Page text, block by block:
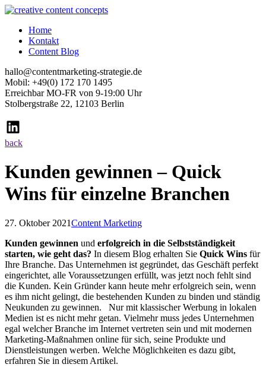
Home
Kontakt
Content Blog
hallo@contentmarketing-strategie.de
Mobil: +49(0) 172 170 1495
Erreichbar MO-FR von 9-19:00 Uhr
Stolbergstraße 22, 12103 Berlin
back
Kunden gewinnen – Quick
Wins für einzelne Branchen
27. Oktober 2021Content Marketing
Kunden gewinnen und erfolgreich in die Selbstständigkeit
starten, wie geht das? In diesem Blog erhalten Sie Quick Wins für
Ihre Branche. Das Unternehmen ist gegründet, das Geschäft perfekt
eingerichtet, alle Voraussetzungen erfüllt, was jetzt noch fehlt sind
die Kunden. Kein Gründer kann heute mehr erfolgreich sein, wenn
es ihm nicht gelingt, die bestehenden Kunden zu binden und ständig
Neukunden zu gewinnen. Nur mit klassischer Werbung in lokalen
Medien ist es nicht mehr getan. Vielmehr muss jedes Unternehmen
egal welcher Branche im Internet vertreten sein und mit modernen
Marketing-Maßnahmen online für sich, seine Produkte und
Dienstleistungen werben. Welche Möglichkeiten es dazu gibt,
erfahren Sie in diesem Artikel.